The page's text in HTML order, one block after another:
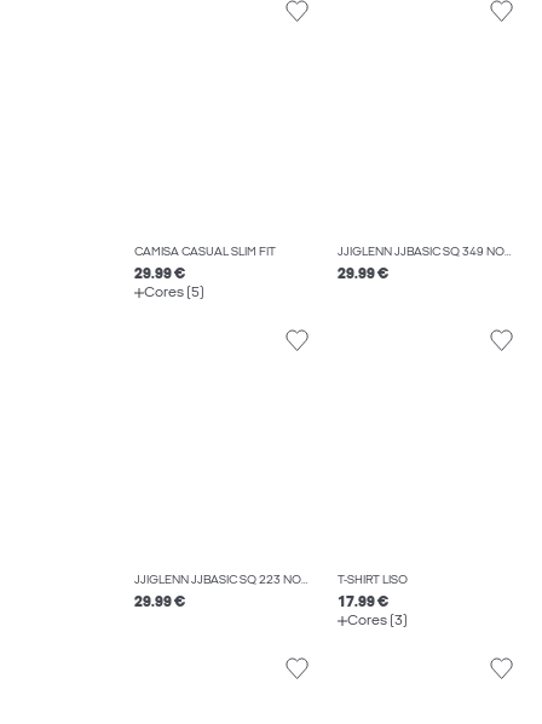
CAMISA CASUAL SLIM FIT
29.99 €
Cores (5)
JJIGLENN JJBASIC SQ 349 NOOS JEAN SLIM FIT
29.99 €
JJIGLENN JJBASIC SQ 223 NOOS JEAN SLIM FIT
29.99 €
T-SHIRT LISO
17.99 €
Cores (3)